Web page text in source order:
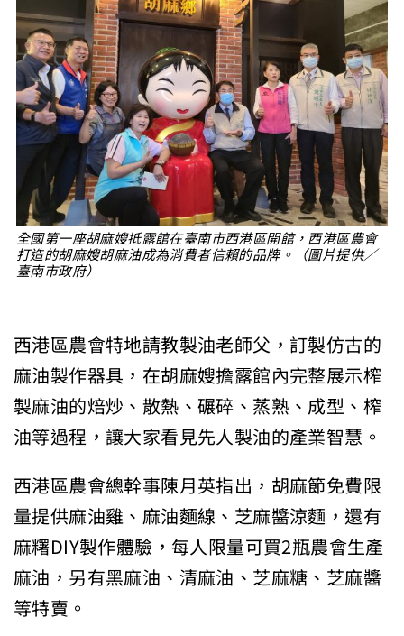
全國第一座胡麻嫂抵露館在臺南市西港區開館，西港區農會
打造的胡麻嫂胡麻油成為消費者信賴的品牌。（圖片提供／
臺南市政府）
西港區農會特地請教製油老師父，訂製仿古的
麻油製作器具，在胡麻嫂擔露館內完整展示榨
製麻油的焙炒、散熱、碾碎、蒸熟、成型、榨
油等過程，讓大家看見先人製油的產業智慧。
西港區農會總幹事陳月英指出，胡麻節免費限
量提供麻油雞、麻油麵線、芝麻醬涼麵，還有
麻糬DIY製作體驗，每人限量可買2瓶農會生產
麻油，另有黑麻油、清麻油、芝麻糖、芝麻醬
等特賣。